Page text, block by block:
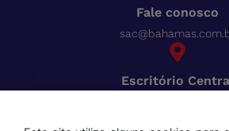
Fale conosco
Escritório
Cred